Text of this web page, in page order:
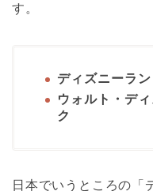
す。
ディズニーラ
ウォルト・デ
ク
日本でいうところの「